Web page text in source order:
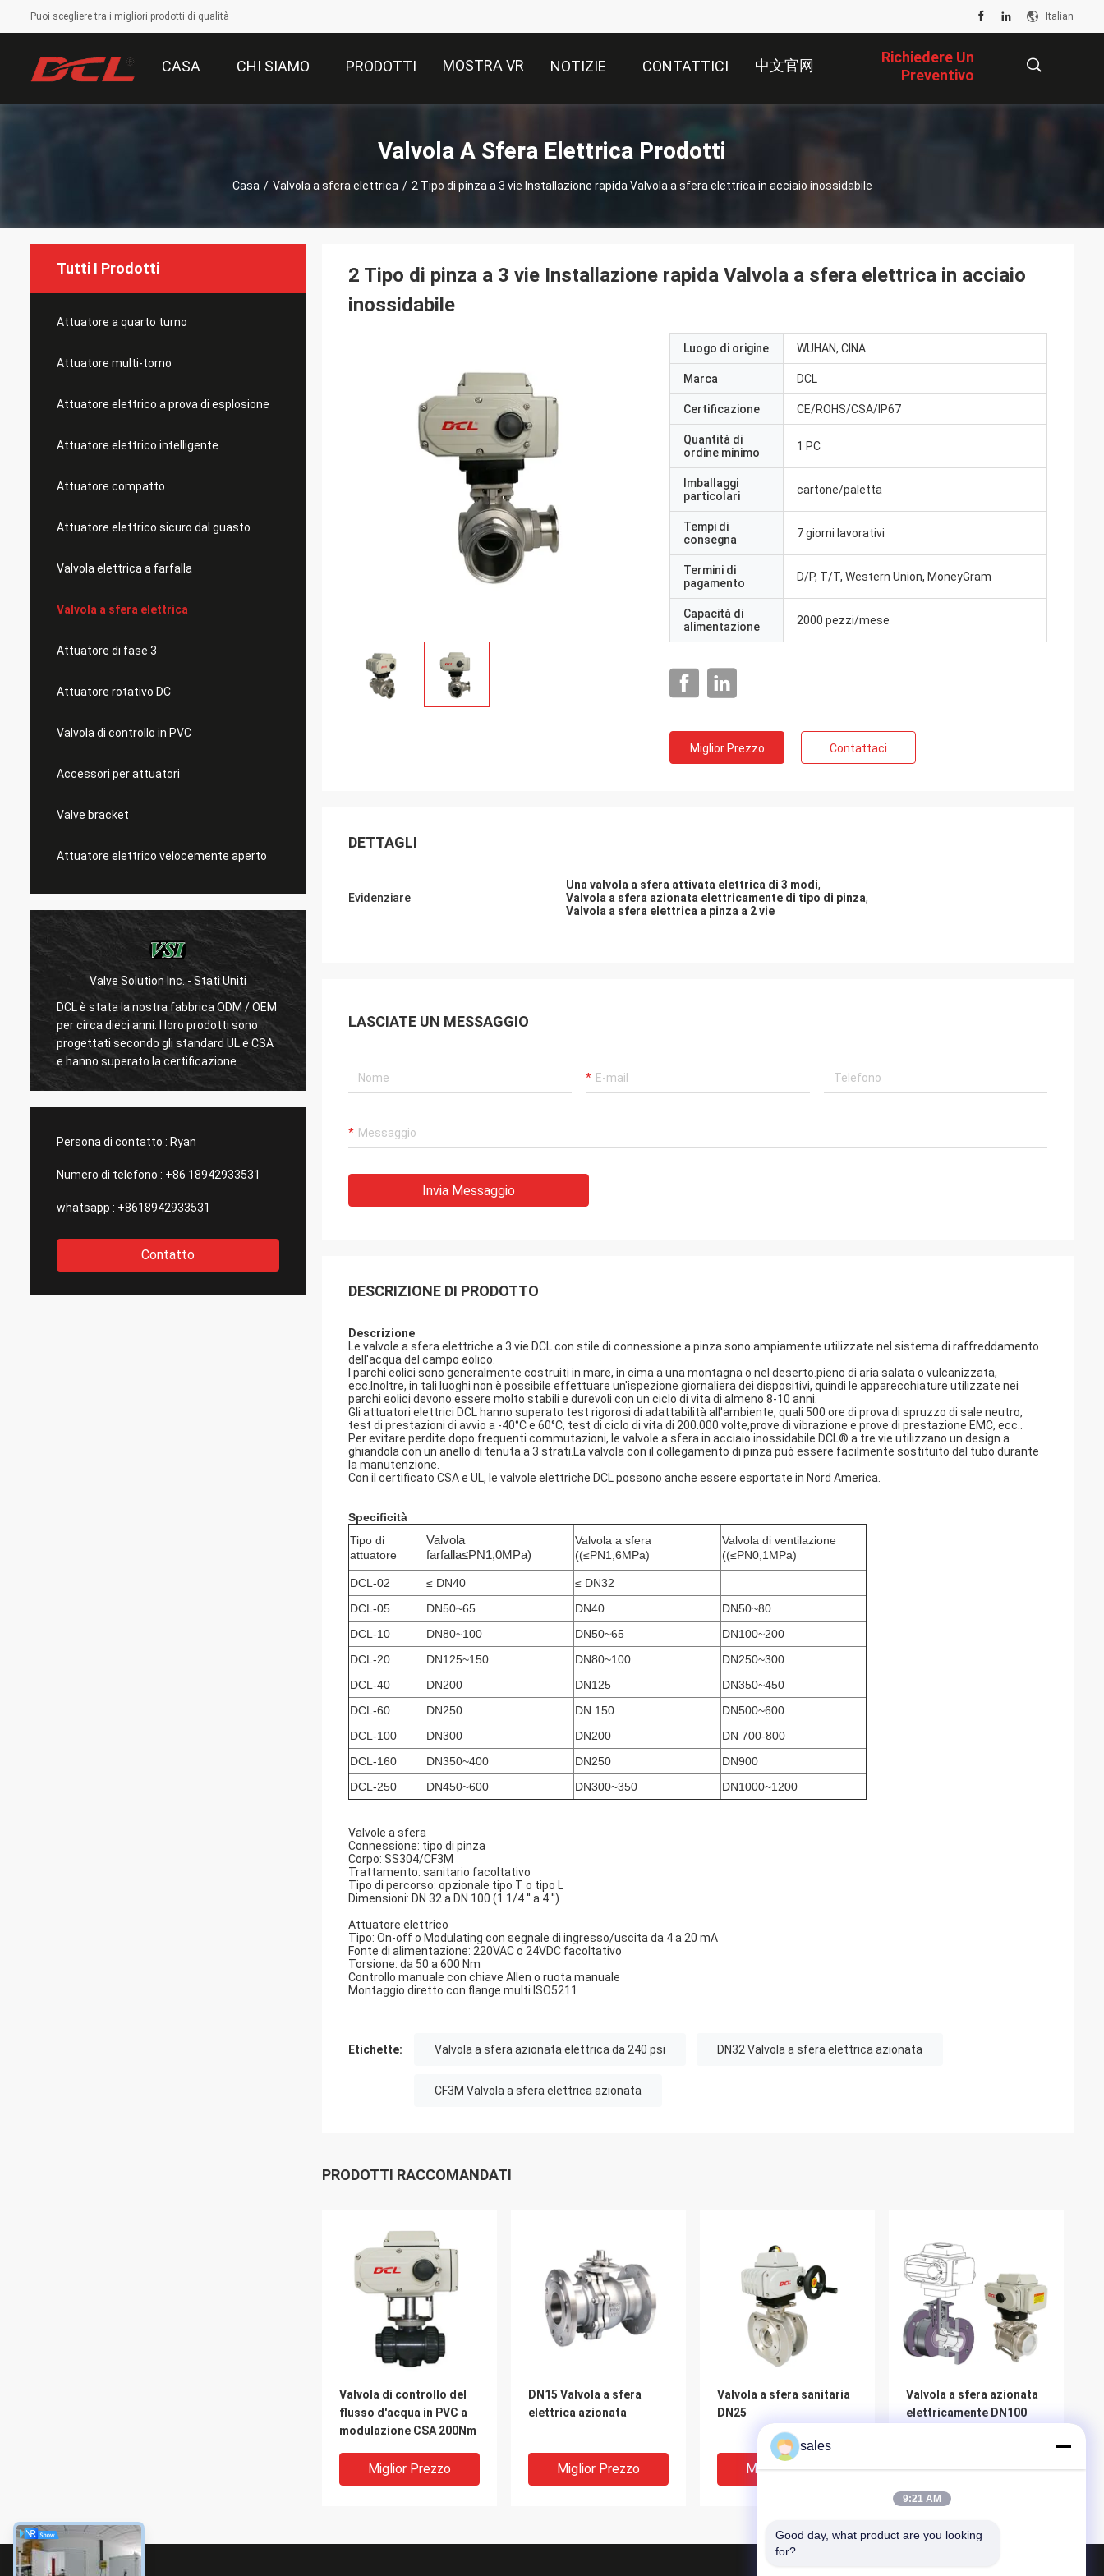
Puoi scegliere tra i migliori prodotti di qualità Italian
CASA CHI SIAMO PRODOTTI MOSTRA VR NOTIZIE CONTATTICI 中文官网
Richiedere Un
Preventivo
Valvola A Sfera Elettrica Prodotti
Casa / Valvola a sfera elettrica / 2 Tipo di pinza a 3 vie Installazione rapida Valvola a sfera elettrica in acciaio inossidabile
Tutti I Prodotti
Attuatore a quarto turno
Attuatore multi-torno
Attuatore elettrico a prova di esplosione
Attuatore elettrico intelligente
Attuatore compatto
Attuatore elettrico sicuro dal guasto
Valvola elettrica a farfalla
Valvola a sfera elettrica
Attuatore di fase 3
Attuatore rotativo DC
Valvola di controllo in PVC
Accessori per attuatori
Valve bracket
Attuatore elettrico velocemente aperto
Valve Solution Inc. - Stati Uniti
DCL è stata la nostra fabbrica ODM / OEM
per circa dieci anni. I loro prodotti sono
progettati secondo gli standard UL e CSA
e hanno superato la certificazione
CSA.Pochissimi produttori cinesi possono
siamo molto soddisfatti dei prodotti DCL.
prodotti.Fanno sempre molti esperimenti
e test per confermare i loro nuovi progetti
stupefacenti per il loro meraviglioso
controllo di qualità per le parti di
servono i clienti di HVAC in tutto il mondo
con i prodotti DCLForniscono
supportarci.
Persona di contatto : Ryan
Numero di telefono : +86 18942933531
whatsapp : +8618942933531
Contatto
2 Tipo di pinza a 3 vie Installazione rapida Valvola a sfera elettrica in acciaio
inossidabile
Luogo di origine WUHAN, CINA
Marca DCL
Certificazione CE/ROHS/CSA/IP67
Quantità di
ordine minimo
1 PC
Imballaggi
particolari
cartone/paletta
Tempi di
consegna
7 giorni lavorativi
Termini di
pagamento
D/P, T/T, Western Union, MoneyGram
Capacità di
alimentazione
2000 pezzi/mese
Miglior Prezzo Contattaci
DETTAGLI
Evidenziare
Una valvola a sfera attivata elettrica di 3 modi,
Valvola a sfera azionata elettricamente di tipo di pinza,
Valvola a sfera elettrica a pinza a 2 vie
LASCIATE UN MESSAGGIO
Invia Messaggio
DESCRIZIONE DI PRODOTTO
Descrizione
Le valvole a sfera elettriche a 3 vie DCL con stile di connessione a pinza sono ampiamente utilizzate nel sistema di raffreddamento
dell'acqua del campo eolico.
I parchi eolici sono generalmente costruiti in mare, in cima a una montagna o nel deserto.pieno di aria salata o vulcanizzata,
ecc.Inoltre, in tali luoghi non è possibile effettuare un'ispezione giornaliera dei dispositivi, quindi le apparecchiature utilizzate nei
parchi eolici devono essere molto stabili e durevoli con un ciclo di vita di almeno 8-10 anni.
Gli attuatori elettrici DCL hanno superato test rigorosi di adattabilità all'ambiente, quali 500 ore di prova di spruzzo di sale neutro,
test di prestazioni di avvio a -40°C e 60°C, test di ciclo di vita di 200.000 volte,prove di vibrazione e prove di prestazione EMC, ecc..
Per evitare perdite dopo frequenti commutazioni, le valvole a sfera in acciaio inossidabile DCL® a tre vie utilizzano un design a
ghiandola con un anello di tenuta a 3 strati.La valvola con il collegamento di pinza può essere facilmente sostituito dal tubo durante
la manutenzione.
Con il certificato CSA e UL, le valvole elettriche DCL possono anche essere esportate in Nord America.
Specificità
Tipo di
attuatore
Valvola
farfalla≤PN1,0MPa)
Valvola a sfera
((≤PN1,6MPa)
Valvola di ventilazione
((≤PN0,1MPa)
DCL-02 ≤ DN40
≤ DN32
DCL-05
DN50~65 DN40
DN50~80
DCL-10
DN80~100 DN50~65
DN100~200
DCL-20
DN125~150 DN80~100
DN250~300
DCL-40
DN200 DN125
DN350~450
DCL-60
DN250 DN 150
DN500~600
DCL-100
DN300 DN200
DN 700-800
DCL-160
DN350~400 DN250
DN900
DCL-250
DN450~600 DN300~350 DN1000~1200
Valvole a sfera
Connessione: tipo di pinza
Corpo: SS304/CF3M
Trattamento: sanitario facoltativo
Tipo di percorso: opzionale tipo T o tipo L
Dimensioni: DN 32 a DN 100 (1 1/4 ′′ a 4 ′′)
Attuatore elettrico
Tipo: On-off o Modulating con segnale di ingresso/uscita da 4 a 20 mA
Fonte di alimentazione: 220VAC o 24VDC facoltativo
Torsione: da 50 a 600 Nm
Controllo manuale con chiave Allen o ruota manuale
Montaggio diretto con flange multi ISO5211
Etichette: Valvola a sfera azionata elettrica da 240 psi DN32 Valvola a sfera elettrica azionata
CF3M Valvola a sfera elettrica azionata
PRODOTTI RACCOMANDATI
Valvola di controllo del
flusso d'acqua in PVC a
modulazione CSA 200Nm
Miglior Prezzo
DN15 Valvola a sfera
elettrica azionata
Miglior Prezzo
Valvola a sfera sanitaria
DN25
Miglior Prezzo
Valvola a sfera azionata
elettricamente DN100
Miglior Prezzo
sales
9:21 AM
Good day, what product are you looking
for?